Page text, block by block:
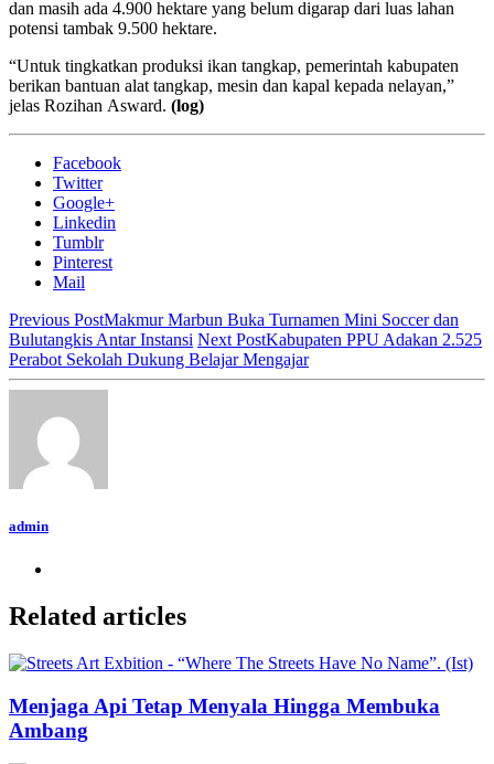
dan masih ada 4.900 hektare yang belum digarap dari luas lahan
potensi tambak 9.500 hektare.
“Untuk tingkatkan produksi ikan tangkap, pemerintah kabupaten
berikan bantuan alat tangkap, mesin dan kapal kepada nelayan,”
jelas Rozihan Asward. (log)
Facebook
Twitter
Google+
Linkedin
Tumblr
Pinterest
Mail
Previous PostMakmur Marbun Buka Turnamen Mini Soccer dan
Bulutangkis Antar Instansi Next PostKabupaten PPU Adakan 2.525
Perabot Sekolah Dukung Belajar Mengajar
admin
Related articles
Menjaga Api Tetap Menyala Hingga Membuka
Ambang